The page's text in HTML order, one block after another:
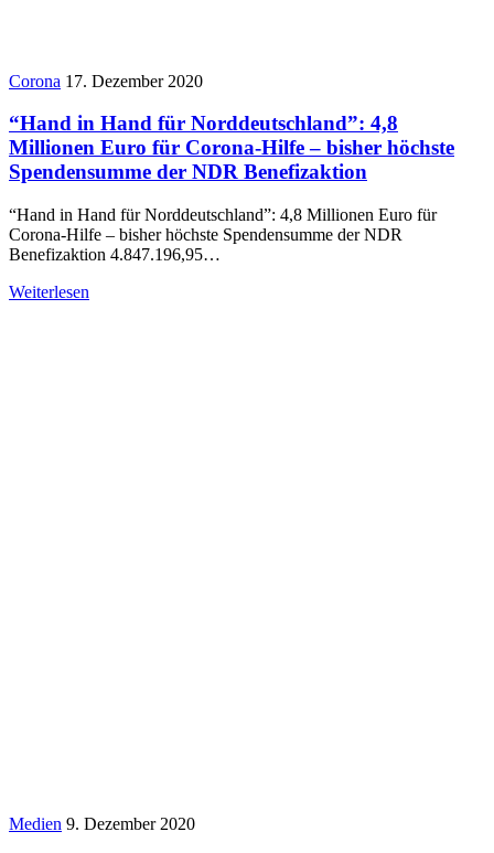
Corona 17. Dezember 2020
“Hand in Hand für Norddeutschland”: 4,8
Millionen Euro für Corona-Hilfe – bisher höchste
Spendensumme der NDR Benefizaktion
“Hand in Hand für Norddeutschland”: 4,8 Millionen Euro für
Corona-Hilfe – bisher höchste Spendensumme der NDR
Benefizaktion 4.847.196,95…
Weiterlesen
Medien 9. Dezember 2020